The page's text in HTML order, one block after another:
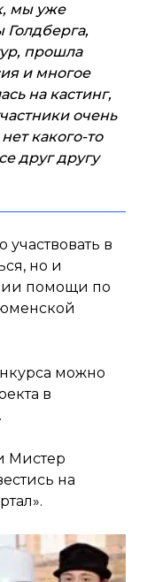
мы уже
прошла
и многое
на кастинг,
очень
какого-то
друг другу
в
но и
помощи по
можно
в
Мистер
на